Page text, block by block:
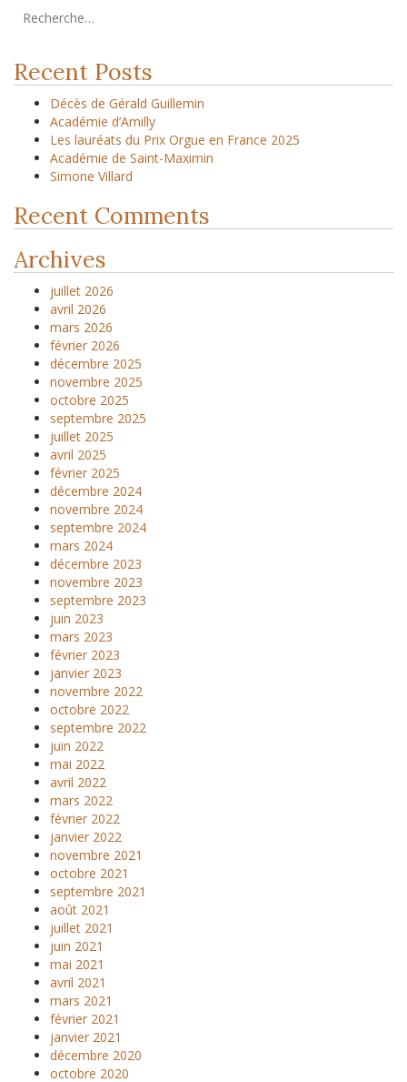
Recent Posts
Décès de Gérald Guillemin
Académie d’Amilly
Les lauréats du Prix Orgue en France 2025
Académie de Saint-Maximin
Simone Villard
Recent Comments
Archives
juillet 2026
avril 2026
mars 2026
février 2026
décembre 2025
novembre 2025
octobre 2025
septembre 2025
juillet 2025
avril 2025
février 2025
décembre 2024
novembre 2024
septembre 2024
mars 2024
décembre 2023
novembre 2023
septembre 2023
juin 2023
mars 2023
février 2023
janvier 2023
novembre 2022
octobre 2022
septembre 2022
juin 2022
mai 2022
avril 2022
mars 2022
février 2022
janvier 2022
novembre 2021
octobre 2021
septembre 2021
août 2021
juillet 2021
juin 2021
mai 2021
avril 2021
mars 2021
février 2021
janvier 2021
décembre 2020
octobre 2020